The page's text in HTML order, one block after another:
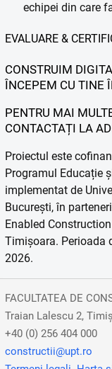
echipei din care
EVALUARE &
CONSTRUIM
ÎNCEPEM CU TINE
PENTRU MAI
CONTACTAȚI LA
Proiectul este
Programul Educație
implementat de
București, în
Enabled
Timișoara. Perioada
2026.
FACULTATEA DE
Traian Lalescu 2,
+40 (0) 256 404 000
constructii@upt.ro